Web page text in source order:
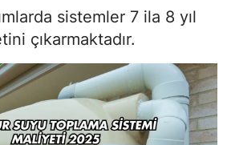
sistemler 7 ila 8 yıl
çıkarmaktadır.